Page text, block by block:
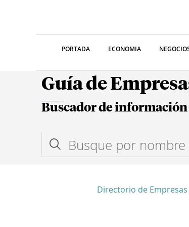
PORTADA ECONOMIA
Guía de
Buscador de información
Directorio de Empresas